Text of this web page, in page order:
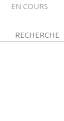
EN COURS